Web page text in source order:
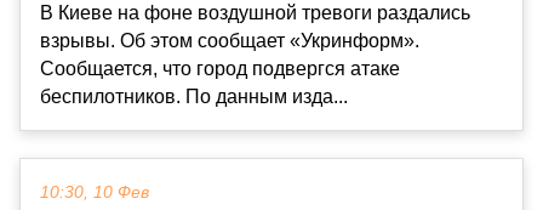
В Киеве на фоне воздушной тревоги раздались
взрывы. Об этом сообщает «Укринформ».
Сообщается, что город подвергся атаке
беспилотников. По данным изда...
10:30, 10 Фев